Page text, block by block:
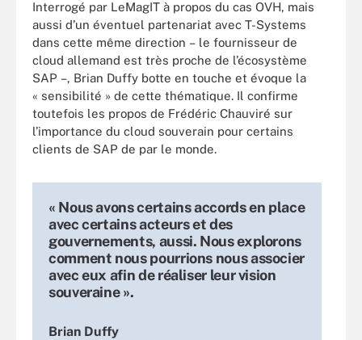
Interrogé par LeMagIT à propos du cas OVH, mais
aussi d’un éventuel partenariat avec T-Systems
dans cette même direction – le fournisseur de
cloud allemand est très proche de l’écosystème
SAP –, Brian Duffy botte en touche et évoque la
« sensibilité » de cette thématique. Il confirme
toutefois les propos de Frédéric Chauviré sur
l’importance du cloud souverain pour certains
clients de SAP de par le monde.
« Nous avons certains accords en place
avec certains acteurs et des
gouvernements, aussi. Nous explorons
comment nous pourrions nous associer
avec eux afin de réaliser leur vision
souveraine ».
Brian Duffy